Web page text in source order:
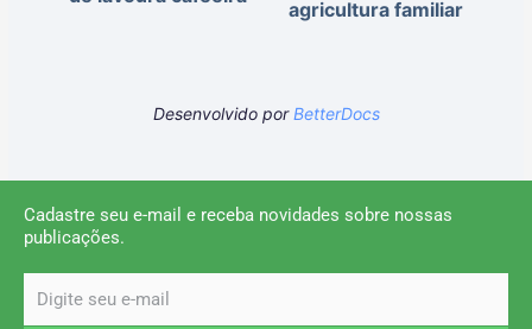
agricultura familiar
Desenvolvido porBetterDocs
Cadastre seu e-mail e receba novidades sobre nossas
publicações.